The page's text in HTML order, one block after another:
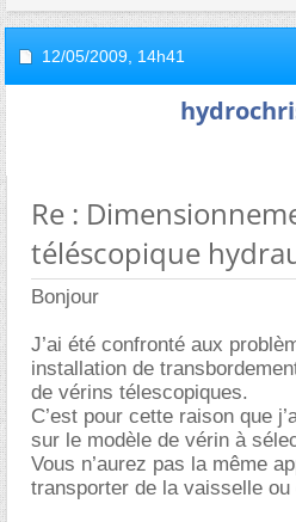
12/05/2009, 14h41
Re :
téléscopique
Bonjour
J’ai été confronté aux
installation de
de vérins télescopiques.
C’est pour cette raison que
sur le modèle de vérin à
Vous n’aurez pas la même
transporter de la vaisselle ou